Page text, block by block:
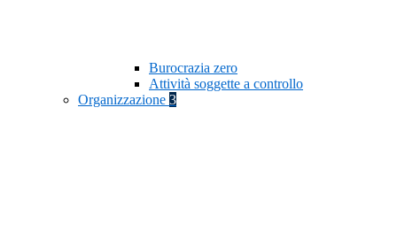
Burocrazia zero
Attività soggette a controllo
Organizzazione 3